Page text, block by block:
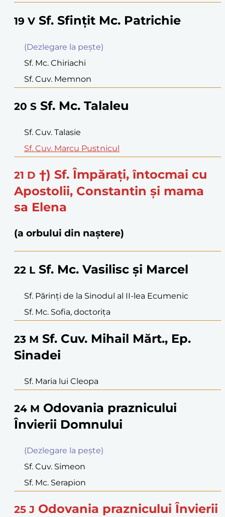
19 V Sf. Sfinţit Mc. Patrichie
(Dezlegare la peşte)
Sf. Mc. Chiriachi
Sf. Cuv. Memnon
20 S Sf. Mc. Talaleu
Sf. Cuv. Talasie
Sf. Cuv. Marcu Pustnicul
21 D †) Sf. Împăraţi, întocmai cu
Apostolii, Constantin şi mama
sa Elena
(a orbului din naștere)
22 L Sf. Mc. Vasilisc şi Marcel
Sf. Părinţi de la Sinodul al II-lea Ecumenic
Sf. Mc. Sofia, doctoriţa
23 M Sf. Cuv. Mihail Mărt., Ep.
Sinadei
Sf. Maria lui Cleopa
24 M Odovania praznicului
Învierii Domnului
(Dezlegare la peşte)
Sf. Cuv. Simeon
Sf. Mc. Serapion
25 J Odovania praznicului Învierii